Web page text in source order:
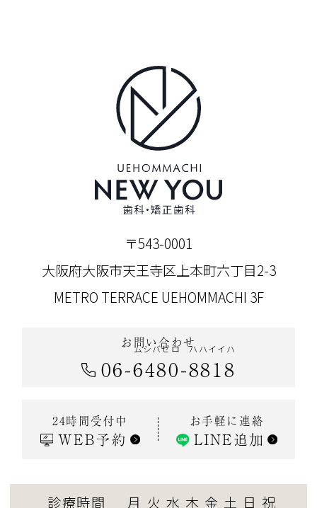
〒543-0001
大阪府大阪市天王寺区上本町六丁目2-3
METRO TERRACE UEHOMMACHI 3F
お問い合わせ
06-6480
ムシバゼロ
-8818
ハハイイハ
24時間受付中
WEB予約
お手軽に連絡
LINE追加
診療時間 月 火 水 木 金 土 日 祝